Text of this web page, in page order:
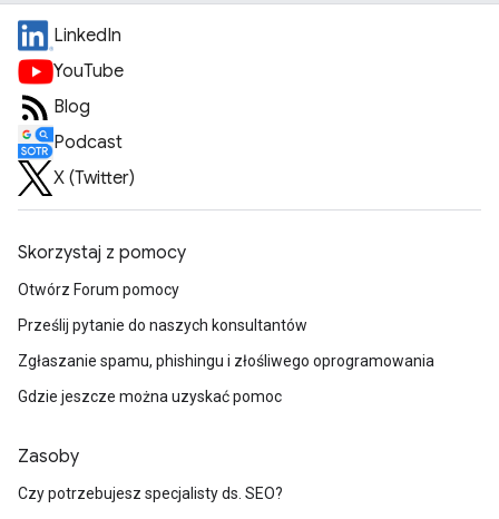
LinkedIn
YouTube
Blog
Podcast
X (Twitter)
Skorzystaj z pomocy
Otwórz Forum pomocy
Prześlij pytanie do naszych konsultantów
Zgłaszanie spamu, phishingu i złośliwego oprogramowania
Gdzie jeszcze można uzyskać pomoc
Zasoby
Czy potrzebujesz specjalisty ds. SEO?